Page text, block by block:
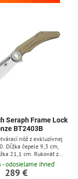
Seraph Frame Lock
BT2403B
nôž z exkluzívnej
Dĺžka čepele 9,3 cm,
21,1 cm. Rukoväť z
Poistka frame lock,
na zavesenie.
- odosielame ihneď
289 €